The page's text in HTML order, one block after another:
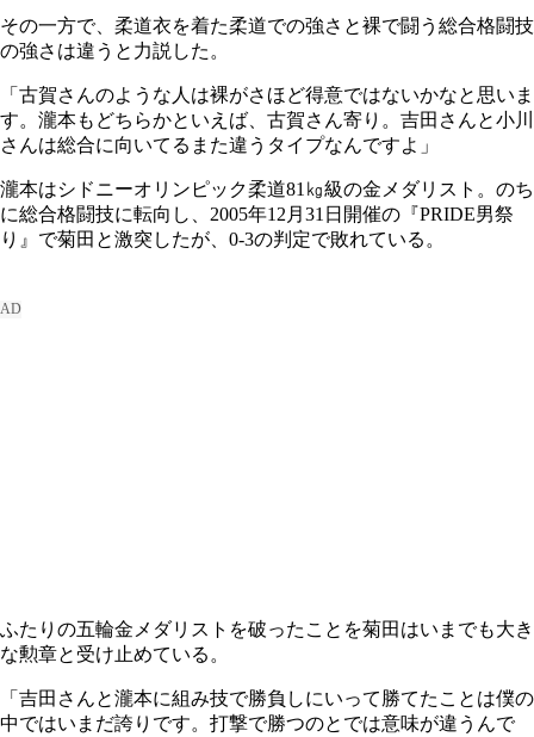
その一方で、柔道衣を着た柔道での強さと裸で闘う総合格闘技
の強さは違うと力説した。
「古賀さんのような人は裸がさほど得意ではないかなと思いま
す。瀧本もどちらかといえば、古賀さん寄り。吉田さんと小川
さんは総合に向いてるまた違うタイプなんですよ」
瀧本はシドニーオリンピック柔道81㎏級の金メダリスト。のち
に総合格闘技に転向し、2005年12月31日開催の『PRIDE男祭
り』で菊田と激突したが、0-3の判定で敗れている。
ふたりの五輪金メダリストを破ったことを菊田はいまでも大き
な勲章と受け止めている。
「吉田さんと瀧本に組み技で勝負しにいって勝てたことは僕の
中ではいまだ誇りです。打撃で勝つのとでは意味が違うんで